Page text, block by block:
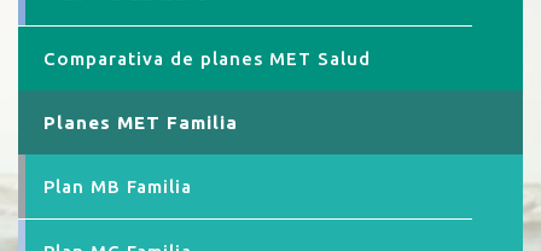
Comparativa de planes MET Salud
Planes MET Familia
Plan MB Familia